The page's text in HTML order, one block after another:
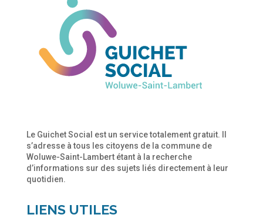
Le Guichet Social est un service totalement gratuit. Il
s’adresse à tous les citoyens de la commune de
Woluwe-Saint-Lambert étant à la recherche
d’informations sur des sujets liés directement à leur
quotidien.
LIENS UTILES